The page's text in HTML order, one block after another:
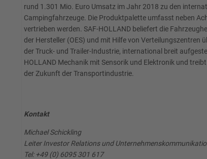
rund 1.301 Mio. Euro Umsatz im Jahr 2018 zu den
Campingfahrzeuge. Die Produktpalette umfasst neben
vertrieben werden. SAF-HOLLAND beliefert die
der Hersteller (OES) und mit Hilfe von Verteilungszentren
der Truck- und Trailer-Industrie, international breit
HOLLAND Mechanik mit Sensorik und Elektronik und
der Zukunft der Transportindustrie.
Kontakt
Michael Schickling
Leiter Investor Relations und
Tel: +49 (0) 6095 301 617